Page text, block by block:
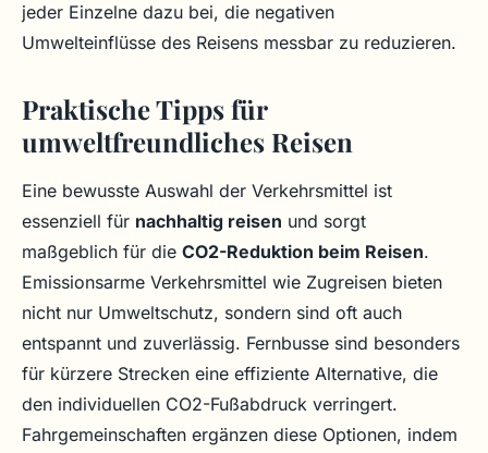
jeder Einzelne dazu bei, die negativen
Umwelteinflüsse des Reisens messbar zu reduzieren.
Praktische Tipps für
umweltfreundliches Reisen
Eine bewusste Auswahl der Verkehrsmittel ist
essenziell für nachhaltig reisen und sorgt
maßgeblich für die CO2-Reduktion beim Reisen.
Emissionsarme Verkehrsmittel wie Zugreisen bieten
nicht nur Umweltschutz, sondern sind oft auch
entspannt und zuverlässig. Fernbusse sind besonders
für kürzere Strecken eine effiziente Alternative, die
den individuellen CO2-Fußabdruck verringert.
Fahrgemeinschaften ergänzen diese Optionen, indem